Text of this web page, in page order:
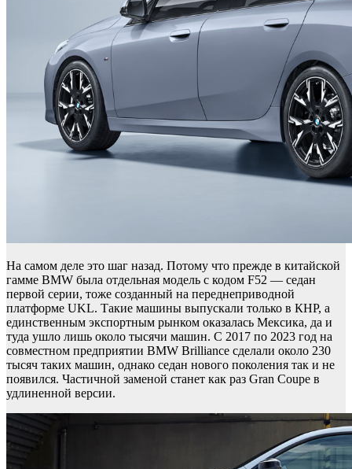
На самом деле это шаг назад. Потому что прежде в китайской
гамме BMW была отдельная модель с кодом F52 — седан
первой серии, тоже созданный на переднеприводной
платформе UKL. Такие машины выпускали только в КНР, а
единственным экспортным рынком оказалась Мексика, да и
туда ушло лишь около тысячи машин. С 2017 по 2023 год на
совместном предприятии BMW Brilliance сделали около 230
тысяч таких машин, однако седан нового поколения так и не
появился. Частичной заменой станет как раз Gran Coupe в
удлиненной версии.